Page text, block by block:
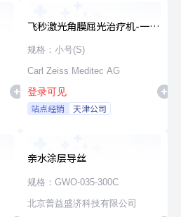
飞秒激光角膜屈光治疗机-一次
性使用无菌治疗包
规格：小号(S)
Carl Zeiss Meditec AG
登录可见
站点经销 天津公司
亲水涂层导丝
规格：GWO-035-300C
北京普益盛济科技有限公司